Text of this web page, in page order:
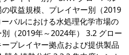
収益規模、プレイヤー別（2019
バルにおける水処理化学市場の
（2019年～2024年） 3.2 グロー
プレイヤー拠点および提供製品